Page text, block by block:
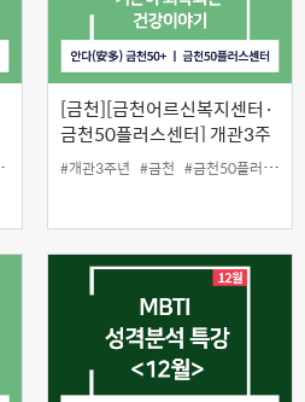
#인생설계
[금천][금천어르신복지센터·
금천50플러스센터] 개관3주
년 기념 특강 '이계호 교수의
기본이 회복되는 건강이야기'
#개관3주년 #금천 #금천50플러스센터